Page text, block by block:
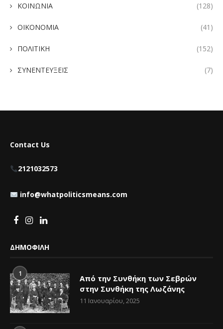
ΚΟΙΝΩΝΙΑ (128)
ΟΙΚΟΝΟΜΙΑ (41)
ΠΟΛΙΤΙΚΗ (152)
ΣΥΝΕΝΤΕΥΞΕΙΣ (7)
Contact Us
2121032573
info@whatpoliticsmeans.com
ΔΗΜΟΦΙΛΗ
1
Από την Συνθήκη των Σεβρών
στην Συνθήκη της Λωζάνης
11 Ιανουαρίου, 2025